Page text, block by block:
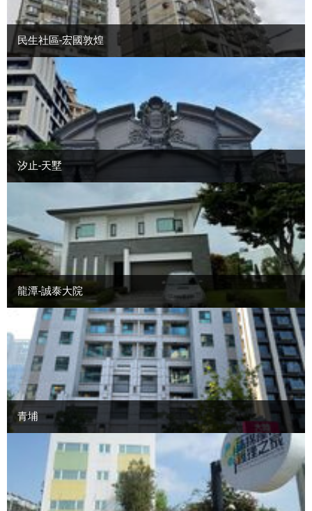
民生社區-宏國敦煌
汐止-天墅
龍潭-誠泰大院
青埔